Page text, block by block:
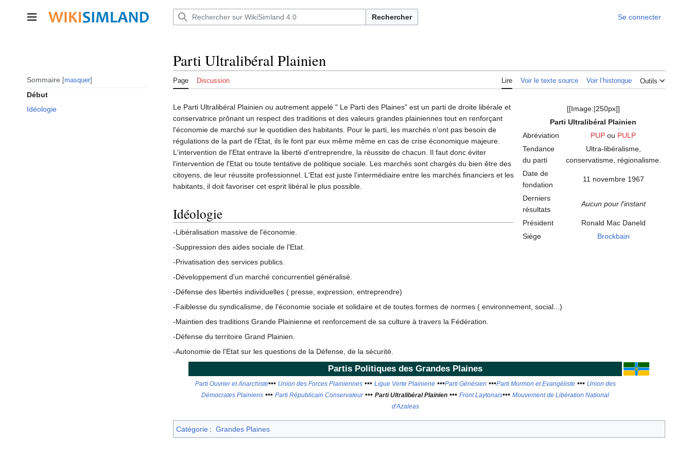
contenu Menu principal Rechercher Se connecter
Sommaire masquer
Début
Idéologie
Parti Ultralibéral Plainien
Page Discussion Lire Voir le texte source Voir l’historique Outils
[[Image:|250px]]
Parti Ultralibéral Plainien
Abréviation
PUP ou PULP
Tendance
du parti
Ultra-libéralisme,
conservatisme, régionalisme.
Date de
fondation
11 novembre 1967
Derniers
résultats
Aucun pour l'instant
Président
Ronald Mac Daneld
Siège
Brockbain
Le Parti Ultralibéral Plainien ou autrement appelé " Le Parti des Plaines" est un parti de droite libérale et
conservatrice prônant un respect des traditions et des valeurs grandes plainiennes tout en renforçant
l'économie de marché sur le quotidien des habitants. Pour le parti, les marchés n'ont pas besoin de
régulations de la part de l'Etat, ils le font par eux même même en cas de crise économique majeure.
L'intervention de l'Etat entrave la liberté d'entreprendre, la réussite de chacun. Il faut donc éviter
l'intervention de l'Etat ou toute tentative de politique sociale. Les marchés sont chargés du bien être des
citoyens, de leur réussite professionnel. L'Etat est juste l'intermédiaire entre les marchés financiers et les
habitants, il doit favoriser cet esprit libéral le plus possible.
Idéologie
-Libéralisation massive de l'économie.
-Suppression des aides sociale de l'Etat.
-Privatisation des services publics.
-Développement d'un marché concurrentiel généralisé.
-Défense des libertés individuelles ( presse, expression, entreprendre)
-Faiblesse du syndicalisme, de l'économie sociale et solidaire et de toutes formes de normes ( environnement, social...)
-Maintien des traditions Grande Plainienne et renforcement de sa culture à travers la Fédération.
-Défense du territoire Grand Plainien.
-Autonomie de l'Etat sur les questions de la Défense, de la sécurité.
Partis Politiques des Grandes Plaines
Parti Ouvrier et Anarchiste••• Union des Forces Plainiennes••• Ligue Verte Plainiene•••Parti Génésien •••Parti Mormon et Evangéliste••• Union des
Démocrates Plainiens ••• Parti Républicain Conservateur••• Parti Ultralibéral Plainien ••• Front Laytonais••• Mouvement de Libération National
d'Azaleas
Catégorie : Grandes Plaines